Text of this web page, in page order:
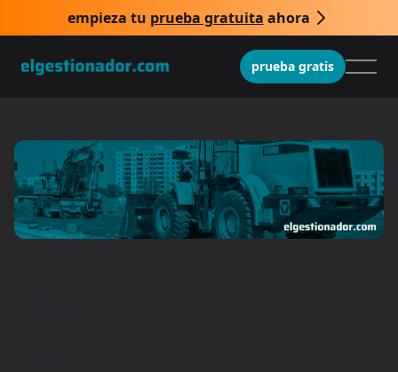
empieza tu prueba gratuita ahora
prueba gratis